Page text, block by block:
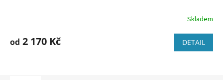
Skladem
od 2 170 Kč DETAIL